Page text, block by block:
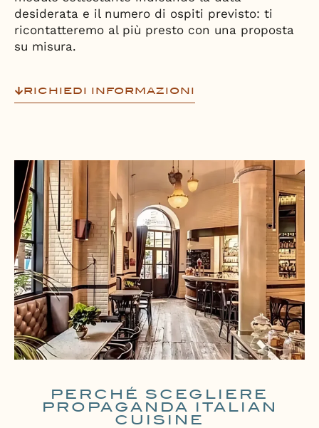
desiderata e il numero di ospiti previsto: ti
ricontatteremo al più presto con una proposta
su misura.
RICHIEDI INFORMAZIONI
PERCHÉ SCEGLIERE
PROPAGANDA ITALIAN
CUISINE​